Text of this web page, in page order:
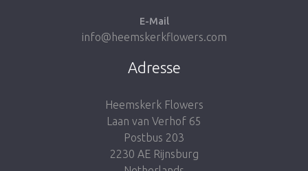
E-Mail
info@heemskerkflowers.com
Adresse
Heemskerk Flowers
Laan van Verhof 65
Postbus 203
2230 AE Rijnsburg